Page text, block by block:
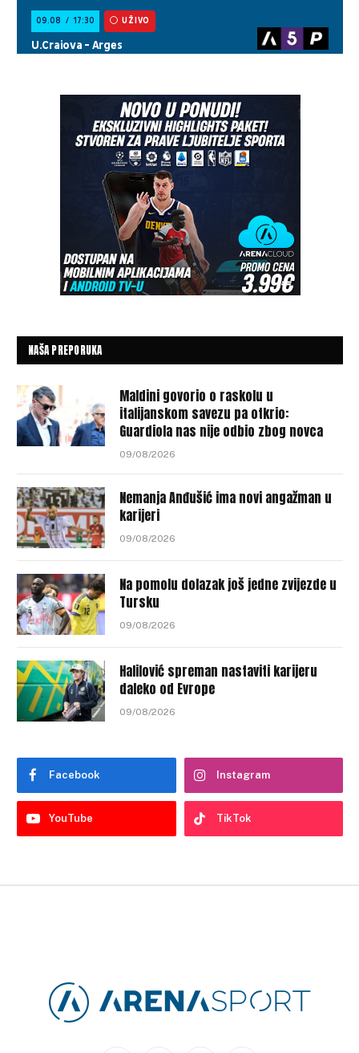
NAŠA PREPORUKA
Maldini govorio o raskolu u
italijanskom savezu pa otkrio:
Guardiola nas nije odbio zbog novca
09/08/2026
Nemanja Anđušić ima novi angažman u
karijeri
09/08/2026
Na pomolu dolazak još jedne zvijezde u
Tursku
09/08/2026
Halilović spreman nastaviti karijeru
daleko od Evrope
09/08/2026
Facebook Instagram
YouTube TikTok